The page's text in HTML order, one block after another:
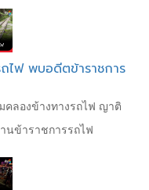
ไฟ พบอดีตข้าราชการ
คลองข้างทางรถไฟ ญาติ
นข้าราชการรถไฟ